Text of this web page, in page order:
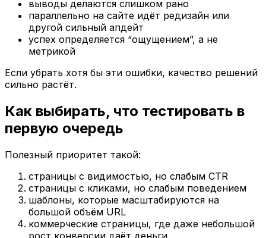
выводы делаются слишком рано
параллельно на сайте идёт редизайн или
другой сильный апдейт
успех определяется “ощущением”, а не
метрикой
Если убрать хотя бы эти ошибки, качество решений
сильно растёт.
Как выбирать, что тестировать в
первую очередь
Полезный приоритет такой:
страницы с видимостью, но слабым CTR
страницы с кликами, но слабым поведением
шаблоны, которые масштабируются на
большой объём URL
коммерческие страницы, где даже небольшой
рост конверсии даёт деньги